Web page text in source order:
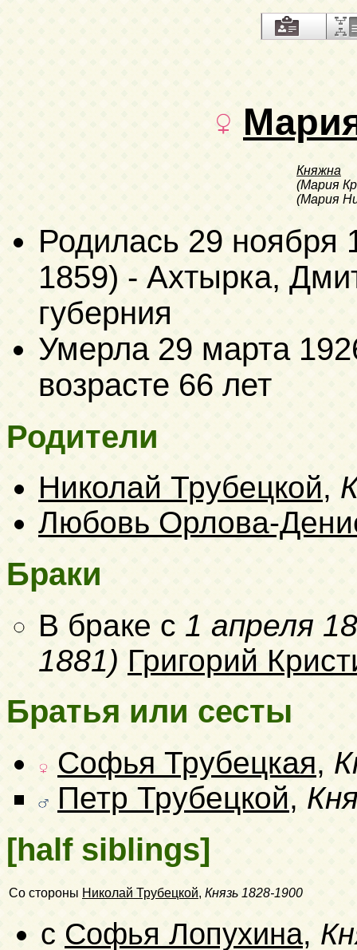
Княжна
(Мария
(Мария
Родилась 29 ноября
1859) - Ахтырка,
губерния
Умерла 29 марта
возрасте 66 лет
Родители
Николай Трубецкой,
Любовь Орлова-
Браки
В браке с 1 апреля
1881) Григорий
Братья или сесты
Софья Трубецкая,
Петр Трубецкой,
[half siblings]
Со стороны Николай Трубецкой, Князь 1828-1900
с Софья Лопухина,